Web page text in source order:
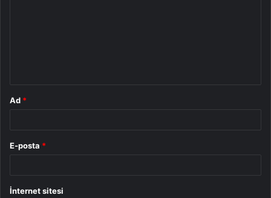
Ad *
E-posta *
İnternet sitesi